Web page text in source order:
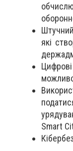
які
Smart